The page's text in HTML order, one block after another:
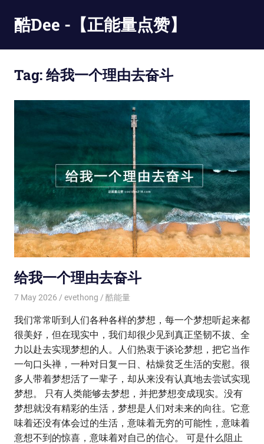
content
酷Dee -【正能量点赞】
最
有
Tag:给我一个理由去奋斗
给我一个理由去奋斗
7 May 2026 evethong 酷能量
我们常常听到人们各种各样的梦想，每一个梦想听起来都
很美好，但在现实中，我们却很少见到真正坚韧不拔、全
力以赴去实现梦想的人。人们热衷于谈论梦想，把它当作
一句口头禅，一种对日复一日、枯燥贫乏生活的安慰。很
多人带着梦想活了一辈子，却从来没有认真地去尝试实现
梦想。 只有人类能够去梦想，并把梦想变成现实。没有
梦想就没有精彩的生活，梦想是人们对未来的向往。它意
味着还没有体会过的生活，意味着无穷的可能性，意味着
意想不到的惊喜，意味着对自己的信心。 可是什么阻止